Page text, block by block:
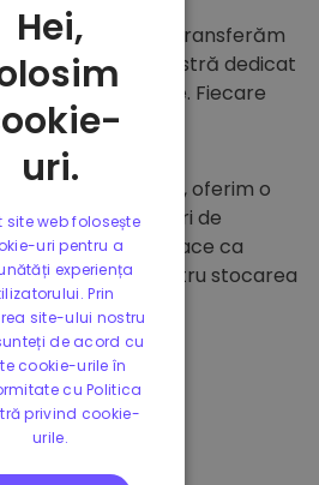
peKriptomat
, îl transferăm
dumneavoastră dedicat
platformei noastre. Fiecare
individual.
și fondurile lor, oferim o
efectuăm audituri de
abordare face ca
un paradis pentru stocarea
Hei,
uri.
site web folosește
uri pentru a
experiența
Prin
site-ului nostru
de acord cu
cookie-urile în
cu Politica
privind cookie-
urile.